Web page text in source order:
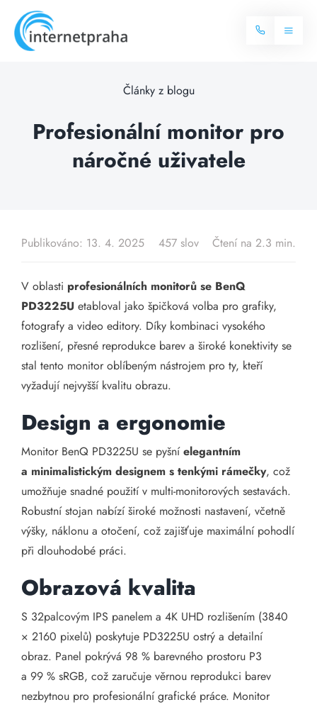
content
Toggle
Balíčky internetu
Televize
Blog
Kontakt
Články z blogu
Profesionální monitor pro
náročné uživatele
Publikováno: 13. 4. 2025 457 slov Čtení na 2.3 min.
V oblasti profesionálních monitorů se BenQ
PD3225U etabloval jako špičková volba pro grafiky,
fotografy a video editory. Díky kombinaci vysokého
rozlišení, přesné reprodukce barev a široké konektivity se
stal tento monitor oblíbeným nástrojem pro ty, kteří
vyžadují nejvyšší kvalitu obrazu.​
Design a ergonomie
Monitor BenQ PD3225U se pyšníelegantním
a minimalistickým designem s tenkými rámečky, což
umožňuje snadné použití v multi-monitorových sestavách.
Robustní stojan nabízí široké možnosti nastavení, včetně
výšky, náklonu a otočení, což zajišťuje maximální pohodlí
při dlouhodobé práci. ​
Obrazová kvalita
S 32palcovým IPS panelem a 4K UHD rozlišením (3840
× 2160 pixelů) poskytuje PD3225U ostrý a detailní
obraz. Panel pokrývá 98 % barevného prostoru P3
a 99 % sRGB, což zaručuje věrnou reprodukci barev
nezbytnou pro profesionální grafické práce. Monitor